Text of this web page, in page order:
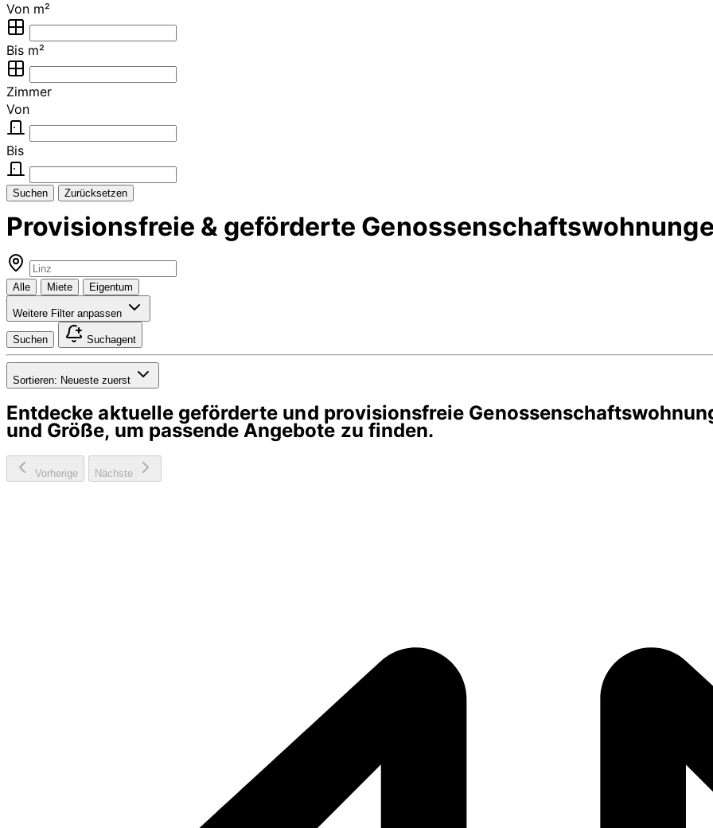
Von m²
Bis m²
Zimmer
Von
Bis
Suchen Zurücksetzen
Provisionsfreie & geförderte
Alle Miete Eigentum
Weitere Filter anpassen
Suchen Suchagent
Sortieren: Neueste zuerst
Entdecke aktuelle geförderte und provisionsfreie
und Größe, um passende Angebote zu finden.
Vorherige Nächste